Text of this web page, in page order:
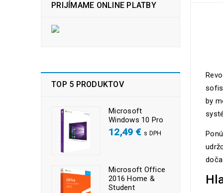
PRIJÍMAME ONLINE PLATBY
TOP 5 PRODUKTOV
Microsoft
Windows 10 Pro
12,49 € s DPH
Microsoft Office
2016 Home &
Student
by